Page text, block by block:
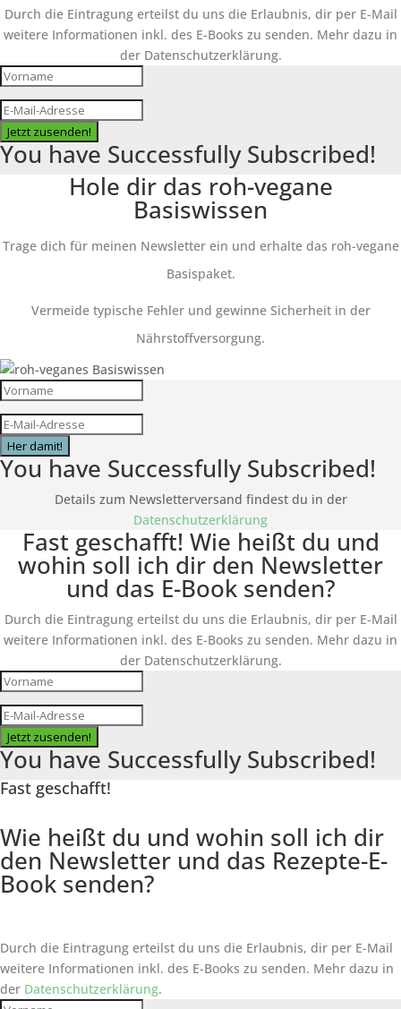
Durch die Eintragung erteilst du uns die Erlaubnis, dir per E-Mail
weitere Informationen inkl. des E-Books zu senden. Mehr dazu in
der Datenschutzerklärung.
Jetzt zusenden!
You have Successfully Subscribed!
Hole dir das roh-vegane
Basiswissen
Trage dich für meinen Newsletter ein und erhalte das roh-vegane
Basispaket.
Vermeide typische Fehler und gewinne Sicherheit in der
Nährstoffversorgung.
Her damit!
You have Successfully Subscribed!
Details zum Newsletterversand findest du in der
Datenschutzerklärung
Fast geschafft! Wie heißt du und
wohin soll ich dir den Newsletter
und das E-Book senden?
Durch die Eintragung erteilst du uns die Erlaubnis, dir per E-Mail
weitere Informationen inkl. des E-Books zu senden. Mehr dazu in
der Datenschutzerklärung.
Jetzt zusenden!
You have Successfully Subscribed!
Fast geschafft!
Wie heißt du und wohin soll ich dir
den Newsletter und das Rezepte-E-
Book senden?
Durch die Eintragung erteilst du uns die Erlaubnis, dir per E-Mail
weitere Informationen inkl. des E-Books zu senden. Mehr dazu in
der Datenschutzerklärung.